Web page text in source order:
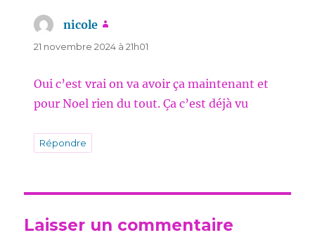
nicole
21 novembre 2024 à 21h01
Oui c’est vrai on va avoir ça maintenant et
pour Noel rien du tout. Ça c’est déjà vu
Répondre
Laisser un commentaire